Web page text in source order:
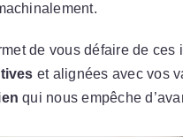
de vous défaire de
et alignées avec vos
qui nous empêche